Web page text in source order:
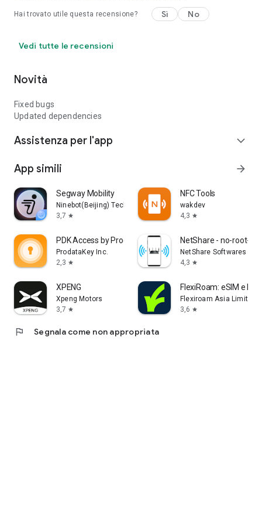
Hai trovato utile questa recensione? Sì No
Vedi tutte le recensioni
Novità
Fixed bugs
Updated dependencies
Assistenza per l'app expand_more
App simili arrow_forward
Segway Mobility
Ninebot(Beijing) Tech Co., Ltd.
3,7 star
NFC Tools
wakdev
4,3 star
PDK Access by ProdataKey
ProdataKey Inc.
2,3 star
NetShare - no-root-
NetShare Softwares
4,3 star
XPENG
Xpeng Motors
3,7 star
FlexiRoam: eSIM e
Flexiroam Asia Limited
3,6 star
flag Segnala come non appropriata